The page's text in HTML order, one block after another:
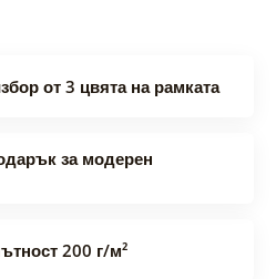
от 3 цвята на рамката
за модерен
200 г/м²